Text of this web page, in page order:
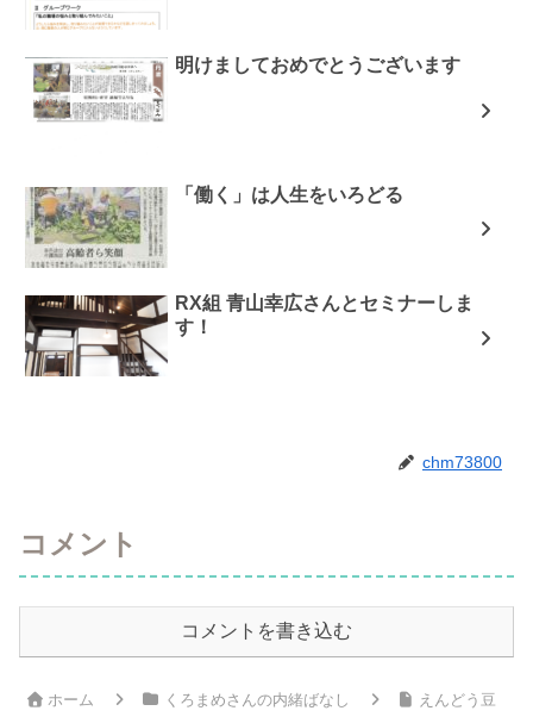
明けましておめでとうございます
「働く」は人生をいろどる
RX組 青山幸広さんとセミナーしま
す！
chm73800
コメント
コメントを書き込む
ホーム くろまめさんの内緒ばなし
えんどう豆